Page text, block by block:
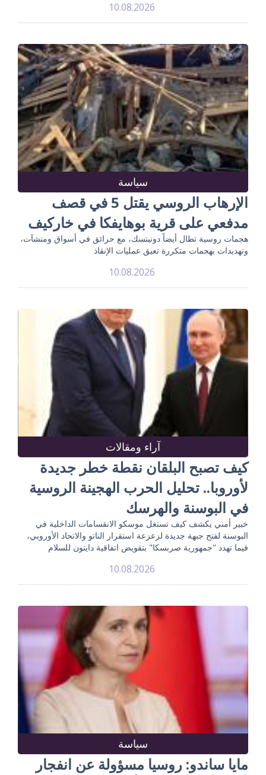
10.08.2026
سياسة
الإرهاب الروسي يقتل 5 في قصف
مدفعي على قرية بوهايفكا في خاركيف
هجمات روسية تطال أيضاً دونيتسك، مع حرائق في أسواق ومنشآت،
وتهديدات بهجمات متكررة تعيق عمليات الإنقاذ
10.08.2026
آراء ومقالات
كيف تصبح البلقان نقطة خطر جديدة
لأوروبا.. تحليل الحرب الهجينة الروسية
في البوسنة والهرسك
خبير أمني يكشف كيف تستغل موسكو الانقسامات الداخلية في
البوسنة لفتح جبهة جديدة لزعزعة استقرار الناتو والاتحاد الأوروبي،
فيما تهدد "جمهورية صربسكا" بتقويض اتفاقية دايتون للسلام
10.08.2026
سياسة
مايا ساندو: روسيا مسؤولة عن انفجار